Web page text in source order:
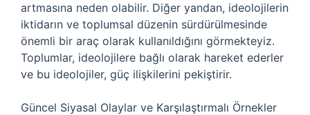
artmasına neden olabilir. Diğer yandan, ideolojilerin
iktidarın ve toplumsal düzenin sürdürülmesinde
önemli bir araç olarak kullanıldığını görmekteyiz.
Toplumlar, ideolojilere bağlı olarak hareket ederler
ve bu ideolojiler, güç ilişkilerini pekiştirir.
Güncel Siyasal Olaylar ve Karşılaştırmalı Örnekler